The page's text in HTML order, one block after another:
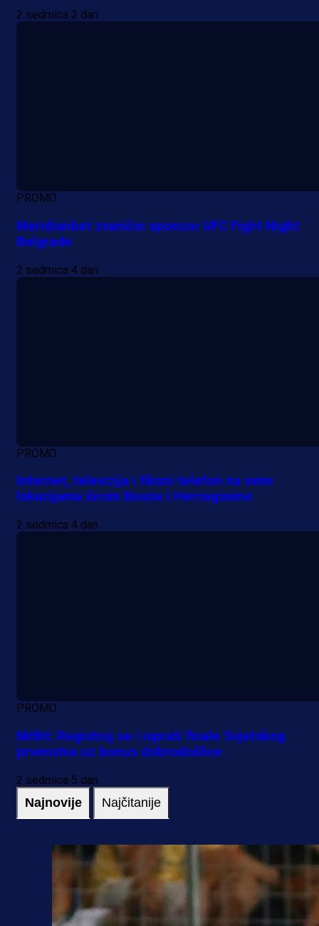
2 sedmica 3 dan
PROMO
Meridianbet zvanični sponzor UFC Fight Night
Belgrade
2 sedmica 4 dan
PROMO
Internet, televizija i fiksni telefon na svim
lokacijama širom Bosne i Hercegovine
2 sedmica 4 dan
PROMO
MrBit: Registruj se i isprati finale Svjetskog
prvenstva uz bonus dobrodošlice
2 sedmica 5 dan
Najnovije Najčitanije